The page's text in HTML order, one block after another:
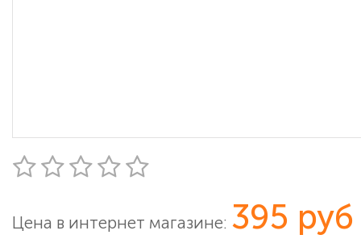
Цена в интернет магазине: 395 руб